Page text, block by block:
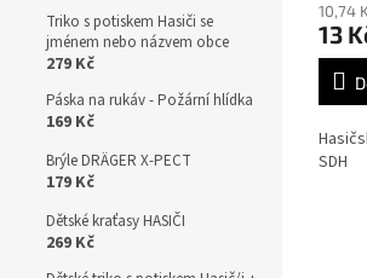
Triko s potiskem Hasiči se
jménem nebo názvem obce
279 Kč
Páska na rukáv - Požární hlídka
169 Kč
Brýle DRÄGER X-PECT
179 Kč
Dětské kraťasy HASIČI
269 Kč
je
5,0
5
10,74
13
SDH